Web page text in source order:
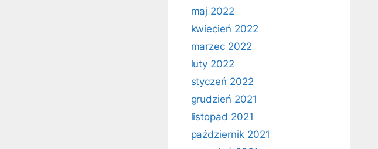
maj 2022
kwiecień 2022
marzec 2022
luty 2022
styczeń 2022
grudzień 2021
listopad 2021
październik 2021